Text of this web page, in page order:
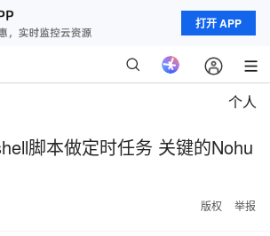
打开 APP
个人
脚本做定时任务 关键的Nohu
版权 举报